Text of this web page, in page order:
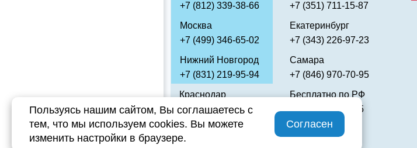
Пользуясь нашим сайтом, Вы соглашаетесь с
тем, что мы используем cookies. Вы можете
изменить настройки в браузере.
Согласен
+7 (812) 339-38-66
Москва
+7 (499) 346-65-02
Нижний Новгород
+7 (831) 219-95-94
Краснодар
+7 (861) 238-85-70
Липецк
+7 (474) 220-01-78
+7 (351) 711-15-87
Екатеринбург
+7 (343) 226-97-23
Самара
+7 (846) 970-70-95
Бесплатно по РФ
8 (800) 301-10-95